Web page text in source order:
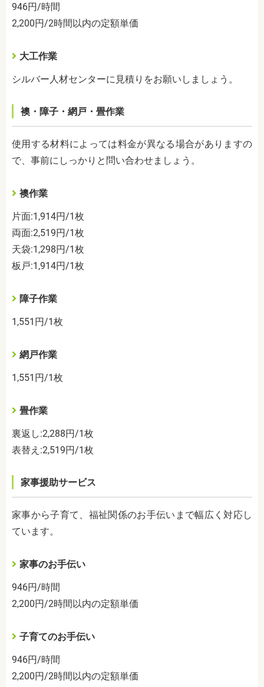
946円/時間
2,200円/2時間以内の定額単価
大工作業
シルバー人材センターに見積りをお願いしましょう。
襖・障子・網戸・畳作業
使用する材料によっては料金が異なる場合がありますの
で、事前にしっかりと問い合わせましょう。
襖作業
片面:1,914円/1枚
両面:2,519円/1枚
天袋:1,298円/1枚
板戸:1,914円/1枚
障子作業
1,551 円/1枚
網戸作業
1,551 円/1枚
畳作業
裏返し:2,288円/1枚
表替え :2,519円/1枚
家事援助サービス
家事から子育て、福祉関係のお手伝いまで幅広く対応し
ています。
家事のお手伝い
946円/時間
2,200円/2時間以内の定額単価
子育てのお手伝い
946円/時間
2,200円/2時間以内の定額単価